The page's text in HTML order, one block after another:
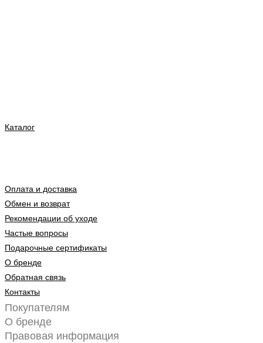
Каталог
Оплата и доставка
Обмен и возврат
Рекомендации об уходе
Частые вопросы
Подарочные сертификаты
О бренде
Обратная связь
Контакты
Покупателям
О бренде
Правовая информация